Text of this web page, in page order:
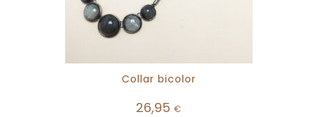
Collar bicolor
26,95 €